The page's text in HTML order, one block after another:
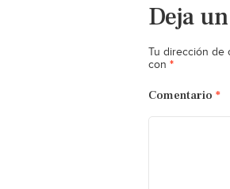
Deja
Tu dirección de
con *
Comentario *